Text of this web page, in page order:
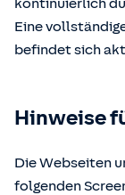
kontinuierlich
Eine
befindet sich
Hinweise
Die Webseiten
folgenden